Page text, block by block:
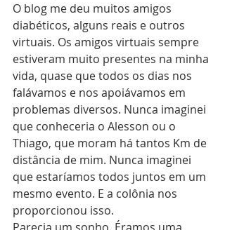
O blog me deu muitos amigos
diabéticos, alguns reais e outros
virtuais. Os amigos virtuais sempre
estiveram muito presentes na minha
vida, quase que todos os dias nos
falávamos e nos apoiávamos em
problemas diversos. Nunca imaginei
que conheceria o Alesson ou o
Thiago, que moram há tantos Km de
distância de mim. Nunca imaginei
que estaríamos todos juntos em um
mesmo evento. E a colônia nos
proporcionou isso.